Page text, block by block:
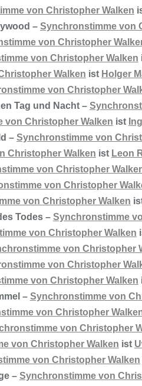
von Christopher Walken
– Synchronstimme von
von Christopher
von Christopher Walken
Walken ist Holger
von Christopher
Tag und Nacht –
von Christopher Walken ist
– Synchronstimme von
Christopher Walken ist Leon
von Christopher
von Christopher
von Christopher Walken
Todes – Synchronstimme
von Christopher Walken
von Christopher
von Christopher
von Christopher Walken
– Synchronstimme von
von Christopher
von Christopher
von Christopher Walken ist
von Christopher Walken
– Synchronstimme von